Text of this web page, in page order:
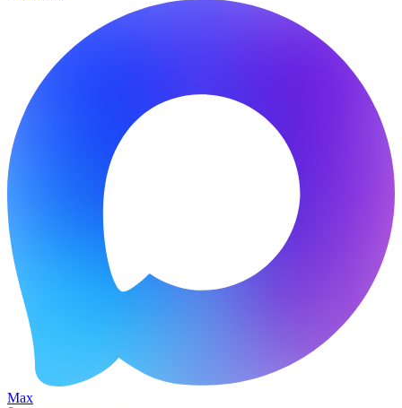
Max